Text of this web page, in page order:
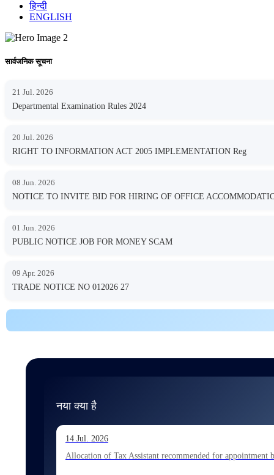
हिन्दी
ENGLISH
सार्वजनिक सूचना
21 Jul. 2026
Departmental Examination Rules 2024
20 Jul. 2026
RIGHT TO INFORMATION ACT 2005 IMPLEMENTATION Reg
08 Jun. 2026
NOTICE TO INVITE BID FOR HIRING OF OFFICE
01 Jun. 2026
PUBLIC NOTICE JOB FOR MONEY SCAM
09 Apr. 2026
TRADE NOTICE NO 012026 27
नया क्या है
14 Jul. 2026
Allocation of Tax Assistant recommended for appointment